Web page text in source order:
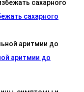
сахарного
аритмии до